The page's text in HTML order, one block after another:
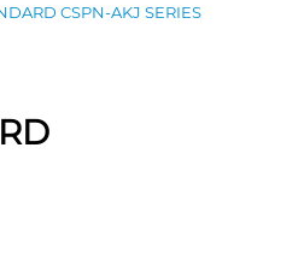
CSPN-AKJ SERIES